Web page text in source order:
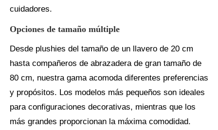
cuidadores.
Opciones de tamaño múltiple
Desde plushies del tamaño de un llavero de 20 cm
hasta compañeros de abrazadera de gran tamaño de
80 cm, nuestra gama acomoda diferentes preferencias
y propósitos. Los modelos más pequeños son ideales
para configuraciones decorativas, mientras que los
más grandes proporcionan la máxima comodidad.